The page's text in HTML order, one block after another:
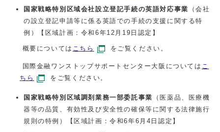
国家戦略特別区域会社設立登記手続の英語対応事業
（会社
の設立登記申請等に係る英語での手続の支援に関する特
例）【区域計画：令和6年12月19日認定】
概要については こちら をご覧ください。
国際金融ワンストップサポートセンター大阪については こ
ちら
をご覧ください。
国家戦略特別区域調剤業務一部委託事業
（医薬品、医療機
器等の品質、有効性及び安全性の確保等に関する法律施行
規則の特例）【区域計画：令和6年6月4日認定】